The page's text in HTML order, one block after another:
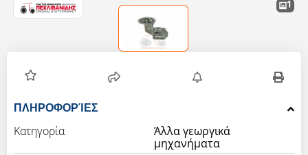
1
ΠΛΗΡΟΦΟΡΊΕΣ
Κατηγορία
Άλλα γεωργικά
μηχανήματα